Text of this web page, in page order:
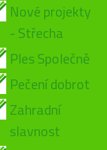
Nové projekty
- Střecha
Ples Společně
Pečení dobrot
Zahradní
slavnost